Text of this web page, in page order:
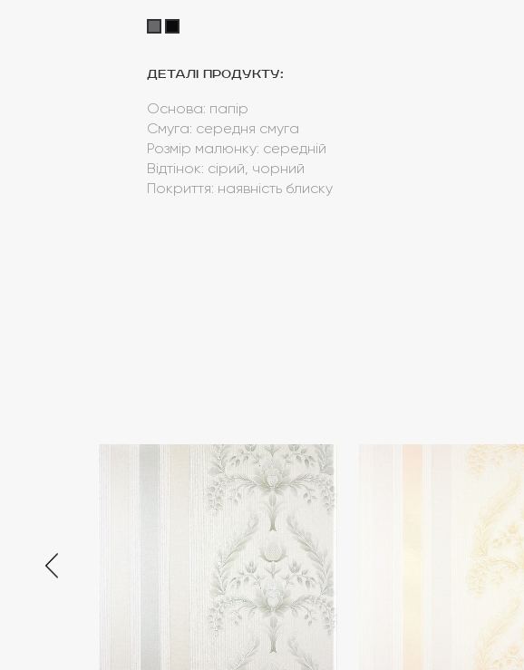
Деталі продукту:
Основа: папір
Смуга: середня смуга
Розмір малюнку: середній
Відтінок: сірий, чорний
Покриття: наявність блиску